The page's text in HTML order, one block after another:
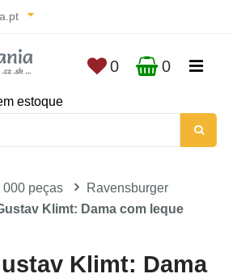
estoque
0 0
000 peças
Ravensburger
Klimt: Dama com leque
Klimt: Dama